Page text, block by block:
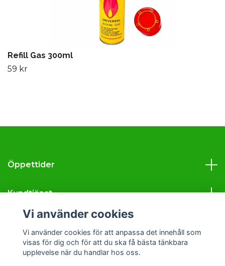
Refill Gas 300ml
59 kr
Öppettider
Kundtjänst
Läs mer
Sociala medier
Vi använder cookies
Vi använder cookies för att anpassa det innehåll som
visas för dig och för att du ska få bästa tänkbara
upplevelse när du handlar hos oss.